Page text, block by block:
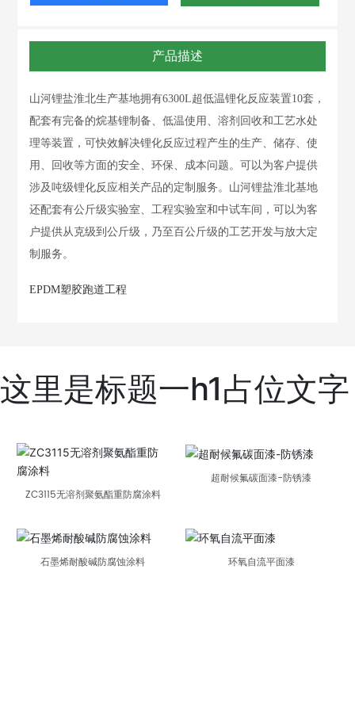
产品描述
山河锂盐淮北生产基地拥有6300L超低温锂化反应装置10套，
配套有完备的烷基锂制备、低温使用、溶剂回收和工艺水处
理等装置，可快效解决锂化反应过程产生的生产、储存、使
用、回收等方面的安全、环保、成本问题。可以为客户提供
涉及吨级锂化反应相关产品的定制服务。山河锂盐淮北基地
还配套有公斤级实验室、工程实验室和中试车间，可以为客
户提供从克级到公斤级，乃至百公斤级的工艺开发与放大定
制服务。
EPDM塑胶跑道工程
这里是标题一h1占位文字
ZC3115无溶剂聚氨酯重防腐涂料
超耐候氟碳面漆-防锈漆
石墨烯耐酸碱防腐蚀涂料 环氧自流平面漆